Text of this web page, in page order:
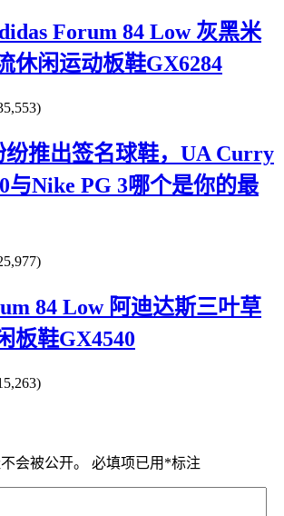
Forum 84 Low 灰黑米
休闲运动板鞋GX6284
纷推出签名球鞋，UA Curry
与Nike PG 3哪个是你的最
84 Low 阿迪达斯三叶草
板鞋GX4540
会被公开。 必填项已用 *标注